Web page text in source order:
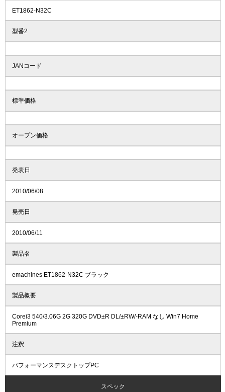
ET1862-N32C
型番2
JANコード
標準価格
オープン価格
発表日
2010/06/08
発売日
2010/06/11
製品名
emachines ET1862-N32C ブラック
製品概要
Corei3 540/3.06G 2G 320G DVD±R DL/±RW/-RAM なし Win7 Home
Premium
注釈
パフォーマンスデスクトップPC
スペック